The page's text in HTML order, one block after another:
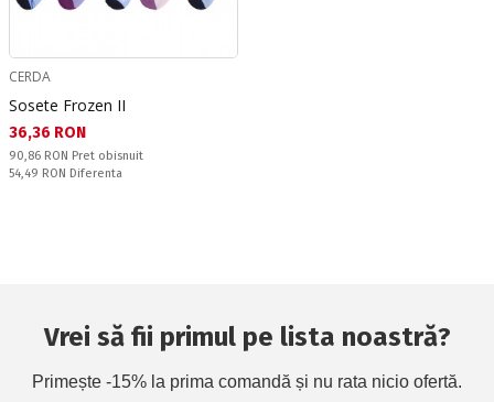
CERDA
Sosete Frozen II
Текуща цена:
36,36 RON
Pret obisnuit:
90,86 RON Pret obisnuit
Спестявате:
54,49 RON Diferenta
Vrei să fii primul pe lista noastră?
Primește -15% la prima comandă și nu rata nicio ofertă.